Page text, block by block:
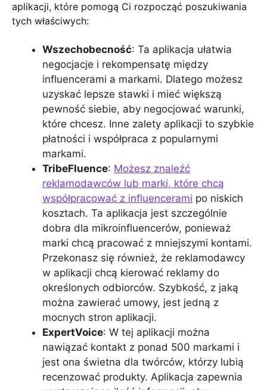
aplikacji, które pomogą Ci rozpocząć poszukiwania
tych właściwych:
Wszechobecność: Ta aplikacja ułatwia
negocjacje i rekompensatę między
influencerami a markami. Dlatego możesz
uzyskać lepsze stawki i mieć większą
pewność siebie, aby negocjować warunki,
które chcesz. Inne zalety aplikacji to szybkie
płatności i współpraca z popularnymi
markami.
TribeFluence: Możesz znaleźć
reklamodawców lub marki, które chcą
współpracować z influencerami po niskich
kosztach. Ta aplikacja jest szczególnie
dobra dla mikroinfluencerów, ponieważ
marki chcą pracować z mniejszymi kontami.
Przekonasz się również, że reklamodawcy
w aplikacji chcą kierować reklamy do
określonych odbiorców. Szybkość, z jaką
można zawierać umowy, jest jedną z
mocnych stron aplikacji.
ExpertVoice: W tej aplikacji można
nawiązać kontakt z ponad 500 markami i
jest ona świetna dla twórców, którzy lubią
recenzować produkty. Aplikacja zapewnia